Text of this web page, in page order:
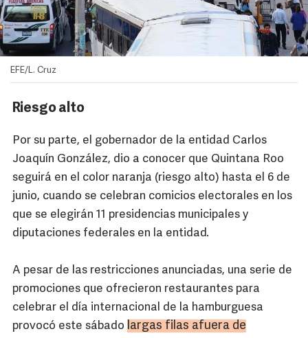
EFE/L. Cruz
Riesgo alto
Por su parte, el gobernador de la entidad Carlos
Joaquín González, dio a conocer que Quintana Roo
seguirá en el color naranja (riesgo alto) hasta el 6 de
junio, cuando se celebran comicios electorales en los
que se elegirán 11 presidencias municipales y
diputaciones federales en la entidad.
A pesar de las restricciones anunciadas, una serie de
promociones que ofrecieron restaurantes para
celebrar el día internacional de la hamburguesa
provocó este sábado largas filas afuera de